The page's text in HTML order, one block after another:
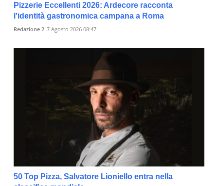
Pizzerie Eccellenti 2026: Ardecore racconta
l'identità gastronomica campana a Roma
Redazione 2 7 Agosto 2026 08:47
50 Top Pizza, Salvatore Lioniello entra nella